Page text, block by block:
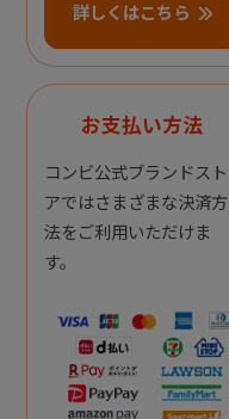
詳しくはこちら
お支払い方法
コンビ公式ブランドスト
アではさまざまな決済方
法をご利用いただけま
す。